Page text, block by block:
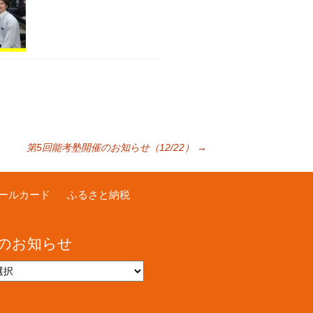
第5回能考塾開催のお知らせ（12/22） →
ルカード ふるさと納税
お知らせ